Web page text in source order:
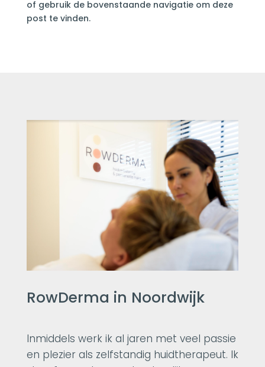
of gebruik de bovenstaande navigatie om deze
post te vinden.
RowDerma in Noordwijk
Inmiddels werk ik al jaren met veel passie
en plezier als zelfstandig huidtherapeut. Ik